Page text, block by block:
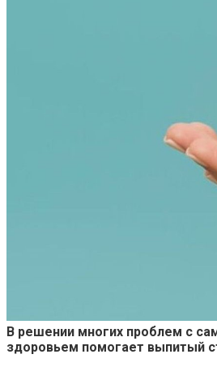
В решении многих проблем с
здоровьем помогает выпитый